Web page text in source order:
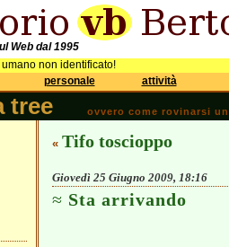
Web dal 1995
non identificato!
personale attività
tree ovvero come rovinarsi
« Tifo toscioppo
Giovedì 25 Giugno 2009, 18:16
Sta arrivando